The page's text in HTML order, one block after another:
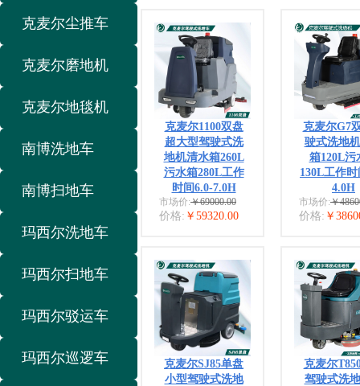
克麦尔1100双盘
超大型驾驶式洗
地机清水箱260L
污水箱280L工作
时间6.0-7.0H
市场价:￥69000.00
价格: ￥59320.00
克麦尔G7
驶式洗地
箱120L污
130L工作时
4.0H
市场价:￥
价格: ￥
克麦尔SJ85单盘
小型驾驶式洗地
克麦尔
驾驶式洗
克麦尔尘推车
克麦尔磨地机
克麦尔地毯机
南博洗地车
南博扫地车
玛西尔洗地车
玛西尔扫地车
玛西尔驳运车
玛西尔巡逻车